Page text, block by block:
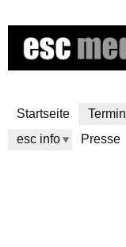
zum
Startseite
esc info
Presse